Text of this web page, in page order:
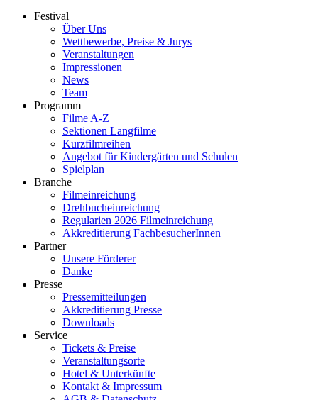
Festival
Über Uns
Wettbewerbe, Preise & Jurys
Veranstaltungen
Impressionen
News
Team
Programm
Filme A-Z
Sektionen Langfilme
Kurzfilmreihen
Angebot für Kindergärten und Schulen
Spielplan
Branche
Filmeinreichung
Drehbucheinreichung
Regularien 2026 Filmeinreichung
Akkreditierung FachbesucherInnen
Partner
Unsere Förderer
Danke
Presse
Pressemitteilungen
Akkreditierung Presse
Downloads
Service
Tickets & Preise
Veranstaltungsorte
Hotel & Unterkünfte
Kontakt & Impressum